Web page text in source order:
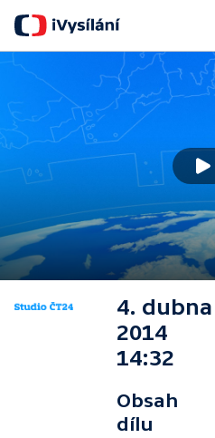
4. dubna
2014
14:32
Obsah
dílu